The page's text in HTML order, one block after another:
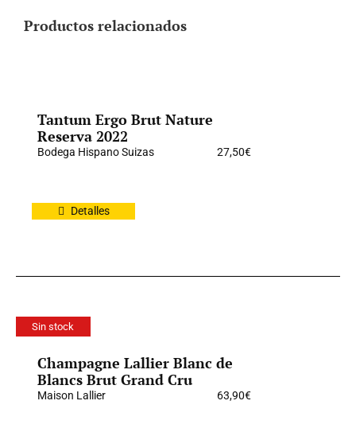
Productos relacionados
Tantum Ergo Brut Nature
Reserva 2022
Bodega Hispano Suizas 27,50€
Detalles
Sin stock
Champagne Lallier Blanc de
Blancs Brut Grand Cru
Maison Lallier 63,90€